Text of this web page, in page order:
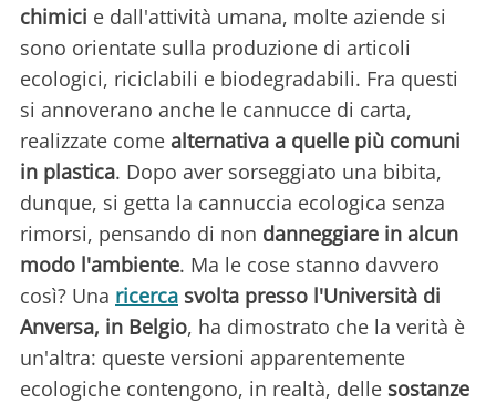
chimici e dall'attività umana, molte aziende si
sono orientate sulla produzione di articoli
ecologici, riciclabili e biodegradabili. Fra questi
si annoverano anche le cannucce di carta,
realizzate come alternativa a quelle più comuni
in plastica. Dopo aver sorseggiato una bibita,
dunque, si getta la cannuccia ecologica senza
rimorsi, pensando di non danneggiare in alcun
modo l'ambiente. Ma le cose stanno davvero
così? Una ricerca svolta presso l'Università di
Anversa, in Belgio, ha dimostrato che la verità è
un'altra: queste versioni apparentemente
ecologiche contengono, in realtà, delle sostanze